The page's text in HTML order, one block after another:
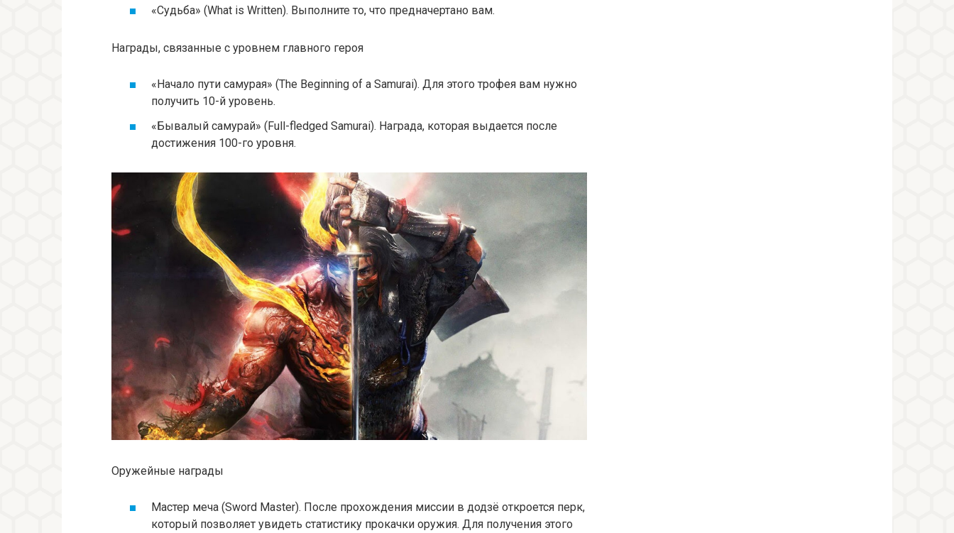
«Судьба» (What is Written). Выполните то, что предначертано вам.
Награды, связанные с уровнем главного героя
«Начало пути самурая» (The Beginning of a Samurai). Для этого трофея вам нужно
получить 10-й уровень.
«Бывалый самурай» (Full-fledged Samurai). Награда, которая выдается после
достижения 100-го уровня.
Оружейные награды
Мастер меча (Sword Master). После прохождения миссии в додзё откроется перк,
который позволяет увидеть статистику прокачки оружия. Для получения этого